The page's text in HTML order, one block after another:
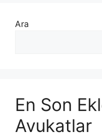
Ara
En Son
Avukatlar